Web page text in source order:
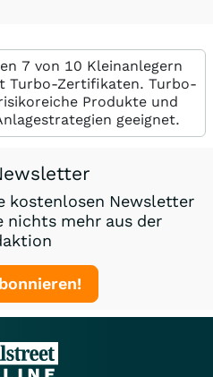
7 von 10 Kleinanlegern
Turbo-Zertifikaten. Turbo-
Produkte und
geeignet.
kostenlosen Newsletter
nichts mehr aus der